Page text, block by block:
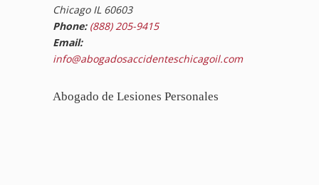
Chicago IL 60603
Phone: (888) 205-9415
Email:
info@abogadosaccidenteschicagoil.com
Abogado de Lesiones Personales